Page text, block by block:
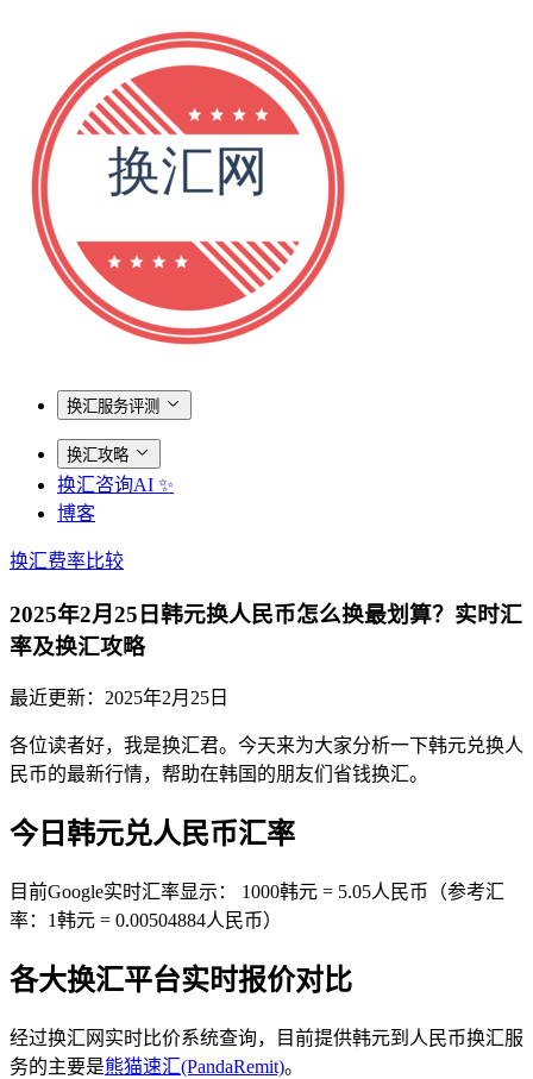
换汇服务评测
换汇攻略
换汇咨询AI ✨
博客
换汇费率比较
2025年2月25日韩元换人民币怎么换最划算？实时汇
率及换汇攻略
最近更新： 2025年2月25日
各位读者好，我是换汇君。今天来为大家分析一下韩元兑换人
民币的最新行情，帮助在韩国的朋友们省钱换汇。
今日韩元兑人民币汇率
目前Google实时汇率显示： 1000韩元 = 5.05人民币（参考汇
率：1韩元 = 0.00504884人民币）
各大换汇平台实时报价对比
经过换汇网实时比价系统查询，目前提供韩元到人民币换汇服
务的主要是熊猫速汇(PandaRemit)。